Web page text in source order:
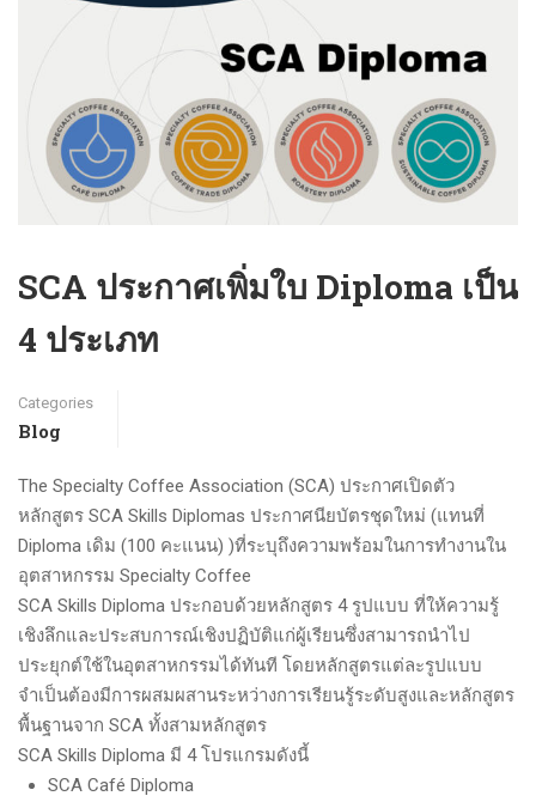
SCA ประกาศเพิ่มใบ Diploma เป็น
4 ประเภท
Categories
Blog
The Specialty Coffee Association (SCA) ประกาศเปิดตัว
หลักสูตร SCA Skills Diplomas ประกาศนียบัตรชุดใหม่ (แทนที่
Diploma เดิม (100 คะแนน) )ที่ระบุถึงความพร้อมในการทำงานใน
อุตสาหกรรม Specialty Coffee
SCA Skills Diploma ประกอบด้วยหลักสูตร 4 รูปแบบ ที่ให้ความรู้
เชิงลึกและประสบการณ์เชิงปฏิบัติแก่ผู้เรียนซึ่งสามารถนำไป
ประยุกต์ใช้ในอุตสาหกรรมได้ทันที โดยหลักสูตรแต่ละรูปแบบ
จำเป็นต้องมีการผสมผสานระหว่างการเรียนรู้ระดับสูงและหลักสูตร
พื้นฐานจาก SCA ทั้งสามหลักสูตร
SCA Skills Diploma มี 4 โปรแกรมดังนี้
SCA Café Diploma